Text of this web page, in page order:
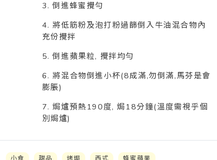
3. 倒進蜂蜜攪勻
4. 將低筋粉及泡打粉過篩倒入牛油混合物內
充份攪拌
5. 倒進蘋果粒, 攪拌均勻
6. 將混合物倒進小杯(8成滿,勿倒滿,馬芬是會
膨脹)
7. 焗爐預熱190度, 焗18分鐘(溫度需視乎個
別焗爐)